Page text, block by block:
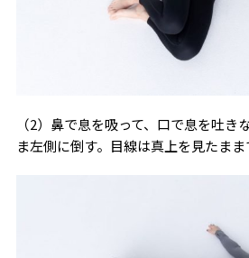
（2）鼻で息を吸って、口で息を吐き
ま左側に倒す。目線は真上を見たまま